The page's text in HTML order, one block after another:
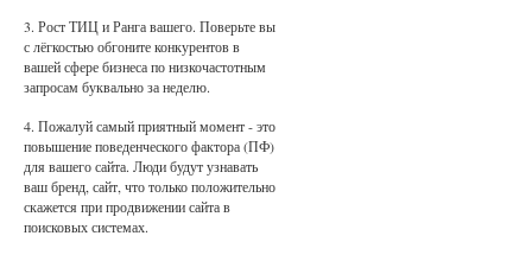
3. Рост ТИЦ и Ранга вашего. Поверьте вы
с лёгкостью обгоните конкурентов в
вашей сфере бизнеса по низкочастотным
запросам буквально за неделю.
4. Пожалуй самый приятный момент - это
повышение поведенческого фактора (ПФ)
для вашего сайта. Люди будут узнавать
ваш бренд, сайт, что только положительно
скажется при продвижении сайта в
поисковых системах.